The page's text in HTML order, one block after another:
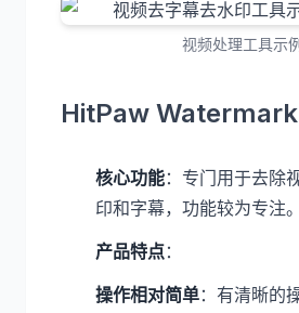
视频处理工具示
HitPaw
核心功能：专门用于去除
印和字幕，功能较为专注。
产品特点：
操作相对简单：有清晰的